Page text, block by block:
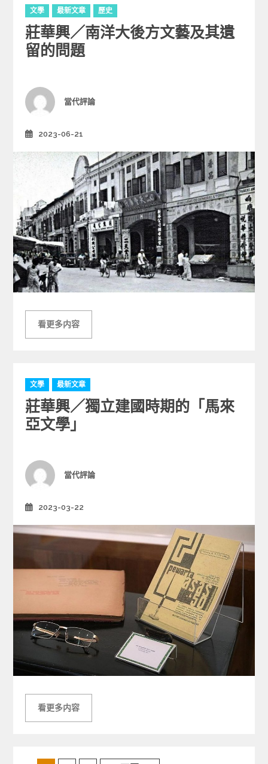
C
a
t
e
g
i
e
文學 最新文章 歷史
莊華興／南洋大後方文藝及其遺
留的問題
Author
當代評論
2023-06-21
看更多内容
C
a
t
e
g
i
e
文學 最新文章
莊華興／獨立建國時期的「馬來
亞文學」
Author
當代評論
2023-03-22
看更多内容